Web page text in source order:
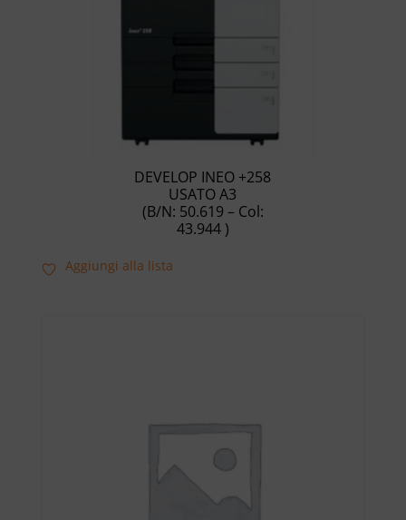
DEVELOP INEO +258
USATO A3
(B/N: 50.619 – Col:
43.944 )
Aggiungi alla lista